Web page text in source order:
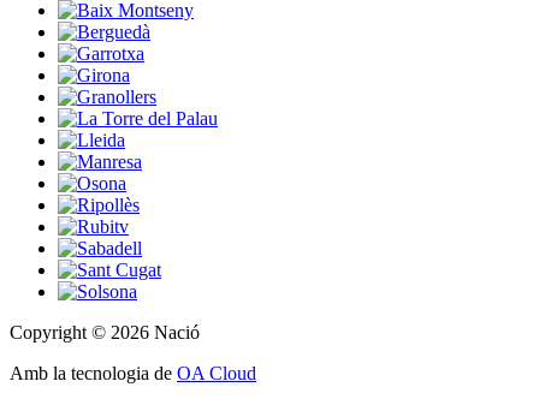
Copyright © 2026 Nació
Amb la tecnologia de OA Cloud